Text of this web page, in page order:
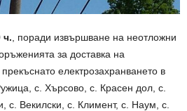
ч. , поради извършване на неотложни
за доставка на
електрозахранването в
с. Хърсово, с. Красен дол, с.
с. Векилски, с. Климент, с. Наум, с.